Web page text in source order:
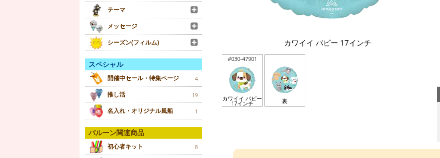
テーマ
メッセージ
シーズン(フィルム)
スペシャル
開催中セール・特集ページ 4
推し活 19
名入れ・オリジナル風船 1
バルーン関連商品
初心者キット 8
カワイイ パピー 17インチ
#030-47901
カワイイ パピー
17インチ 裏